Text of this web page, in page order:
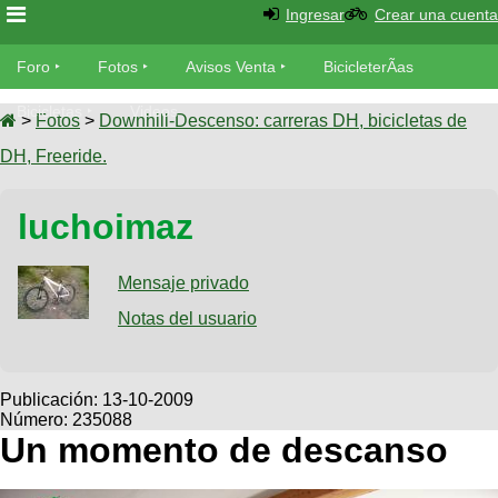
Foro
Foro
TÃ©cnica
Fotos
tu foto
Galeria
XC
Viajes
Descenso
SUBÃ
tu
Buscar
Ultimos
Fotos
BicicleterÃ­
as
Bicicletas
Tandem
Videos
Cicloturismo
Ingresar Crear una cuenta
Foro Fotos Avisos Venta BicicleterÃ­as
Bicicletas Videos
> Fotos > Downhill-Descenso: carreras DH, bicicletas de
DH, Freeride.
luchoimaz
Mensaje privado
Notas del usuario
Publicación: 13-10-2009
Número: 235088
Un momento de descanso